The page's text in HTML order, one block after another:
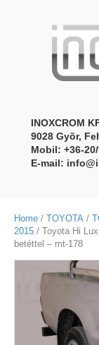
INOXCROM
9028 Gyõr,
Mobil: +36-
E-mail:
Home / TOYOTA /
2015 / Toyota Hi
betéttel – mt-178